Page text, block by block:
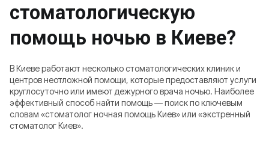
стоматологическую
помощь ночью в Киеве?
В Киеве работают несколько стоматологических клиник и
центров неотложной помощи, которые предоставляют услуги
круглосуточно или имеют дежурного врача ночью. Наиболее
эффективный способ найти помощь — поиск по ключевым
словам «стоматолог ночная помощь Киев» или «экстренный
стоматолог Киев».